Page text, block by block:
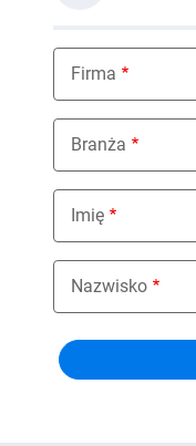
Firma
Branża
Nothing selected
Imię
Nazwisko